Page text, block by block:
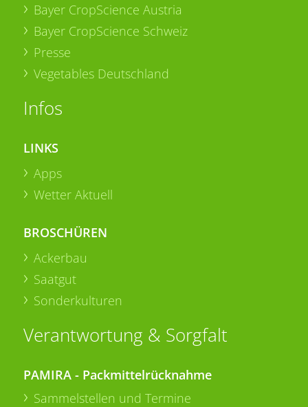
Bayer CropScience Austria
Bayer CropScience Schweiz
Presse
Vegetables Deutschland
Infos
LINKS
Apps
Wetter Aktuell
BROSCHÜREN
Ackerbau
Saatgut
Sonderkulturen
Verantwortung & Sorgfalt
PAMIRA - Packmittelrücknahme
Sammelstellen und Termine